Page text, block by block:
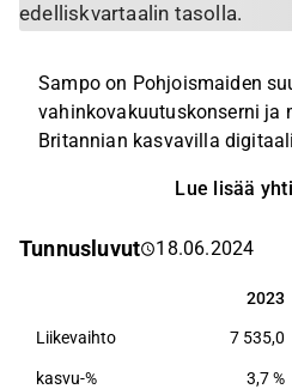
edelliskvartaalin tasolla.
Sampo on Pohjoismaiden
vahinkovakuutuskonserni ja
Britannian kasvavilla
9 miljoonaa asiakasta ja
euroa vuonna 2025 ja tästä
hajautettuja. Sampo-
Ruotsissa, Norjassa,
Lue lisää
Tunnusluvut 18.06.2024
2023
2023
Liikevaihto 7 535,0
kasvu-% 3,7 %